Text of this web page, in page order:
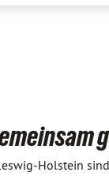
Holstein